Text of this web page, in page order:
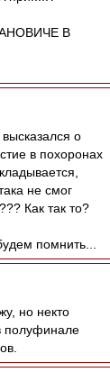
В
о
в похоронах
не смог
Как так то?
помнить...
но некто
полуфинале